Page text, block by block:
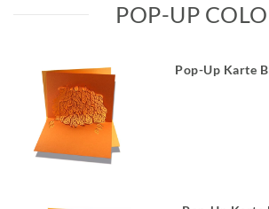
POP-UP
Pop-Up Karte